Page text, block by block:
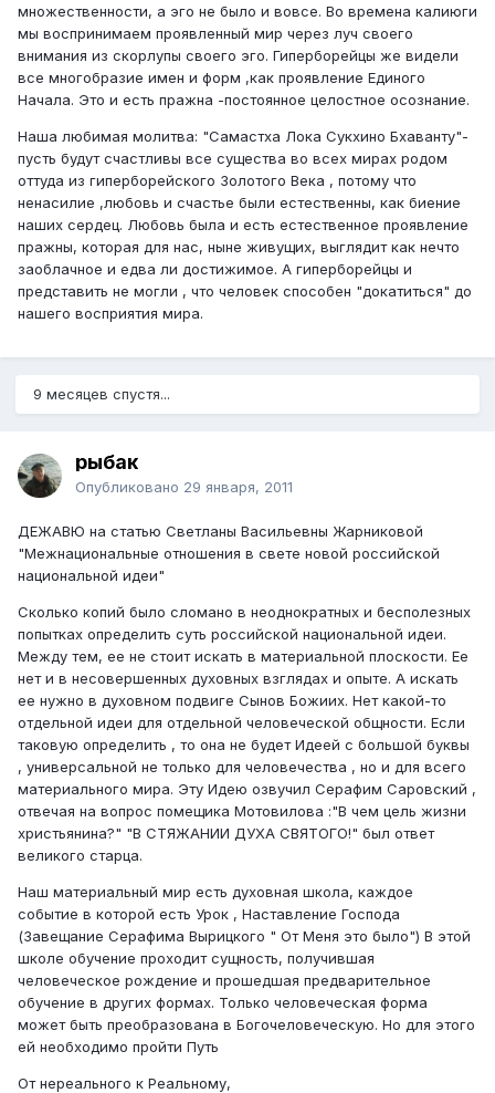
множественности, а эго не было и вовсе. Во времена калиюги
мы воспринимаем проявленный мир через луч своего
внимания из скорлупы своего эго. Гиперборейцы же видели
все многобразие имен и форм ,как проявление Единого
Начала. Это и есть пражна -постоянное целостное осознание.
Наша любимая молитва: "Самастха Лока Сукхино Бхаванту"-
пусть будут счастливы все существа во всех мирах родом
оттуда из гиперборейского Золотого Века , потому что
ненасилие ,любовь и счастье были естественны, как биение
наших сердец. Любовь была и есть естественное проявление
пражны, которая для нас, ныне живущих, выглядит как нечто
заоблачное и едва ли достижимое. А гиперборейцы и
представить не могли , что человек способен "докатиться" до
нашего восприятия мира.
9 месяцев спустя...
рыбак
Опубликовано 29 января, 2011
ДЕЖАВЮ на статью Светланы Васильевны Жарниковой
"Межнациональные отношения в свете новой российской
национальной идеи"
Сколько копий было сломано в неоднократных и бесполезных
попытках определить суть российской национальной идеи.
Между тем, ее не стоит искать в материальной плоскости. Ее
нет и в несовершенных духовных взглядах и опыте. А искать
ее нужно в духовном подвиге Сынов Божиих. Нет какой-то
отдельной идеи для отдельной человеческой общности. Если
таковую определить , то она не будет Идеей с большой буквы
, универсальной не только для человечества , но и для всего
материального мира. Эту Идею озвучил Серафим Саровский ,
отвечая на вопрос помещика Мотовилова :"В чем цель жизни
христьянина?" "В СТЯЖАНИИ ДУХА СВЯТОГО!" был ответ
великого старца.
Наш материальный мир есть духовная школа, каждое
событие в которой есть Урок , Наставление Господа
(Завещание Серафима Вырицкого " От Меня это было") В этой
школе обучение проходит сущность, получившая
человеческое рождение и прошедшая предварительное
обучение в других формах. Только человеческая форма
может быть преобразована в Богочеловеческую. Но для этого
ей необходимо пройти Путь
От нереального к Реальному,